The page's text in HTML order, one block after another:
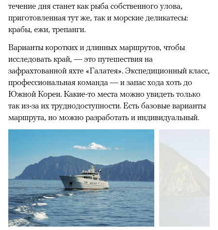
течение дня станет как рыба собственного улова,
приготовленная тут же, так и морские деликатесы:
крабы, ежи, трепанги.
Варианты коротких и длинных маршрутов, чтобы
исследовать край, — это путешествия на
зафрахтованной яхте «Галатея». Экспедиционный класс,
профессиональная команда — и запас хода хоть до
Южной Кореи. Какие-то места можно увидеть только
так из-за их труднодоступности. Есть базовые варианты
маршрута, но можно разработать и индивидуальный.